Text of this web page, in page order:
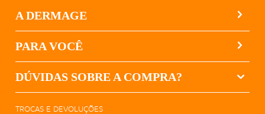
A DERMAGE
PARA VOCÊ
DÚVIDAS SOBRE A COMPRA?
TROCAS E DEVOLUÇÕES